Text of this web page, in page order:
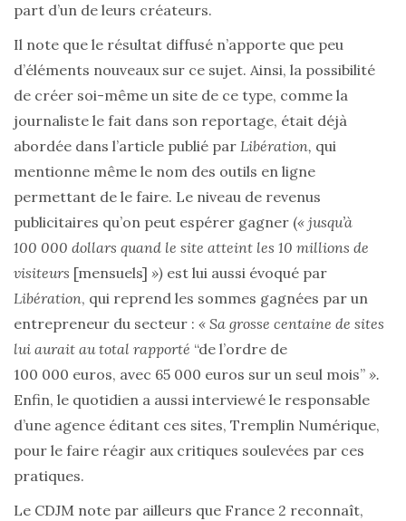
part d’un de leurs créateurs.
Il note que le résultat diffusé n’apporte que peu
d’éléments nouveaux sur ce sujet. Ainsi, la possibilité
de créer soi-même un site de ce type, comme la
journaliste le fait dans son reportage, était déjà
abordée dans l’article publié par Libération, qui
mentionne même le nom des outils en ligne
permettant de le faire. Le niveau de revenus
publicitaires qu’on peut espérer gagner (« jusqu’à
100 000 dollars quand le site atteint les 10 millions de
visiteurs [mensuels] ») est lui aussi évoqué par
Libération, qui reprend les sommes gagnées par un
entrepreneur du secteur : « Sa grosse centaine de sites
lui aurait au total rapporté “de l’ordre de
100 000 euros, avec 65 000 euros sur un seul mois” ».
Enfin, le quotidien a aussi interviewé le responsable
d’une agence éditant ces sites, Tremplin Numérique,
pour le faire réagir aux critiques soulevées par ces
pratiques.
Le CDJM note par ailleurs que France 2 reconnaît,